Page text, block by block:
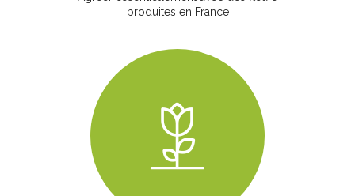
produites en France